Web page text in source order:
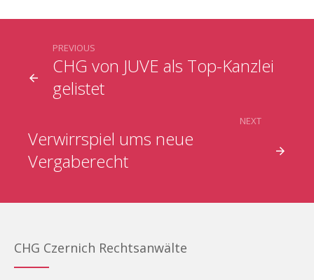
CHG von JUVE als Top-Kanzlei
gelistet
PREVIOUS
Verwirrspiel ums neue
Vergaberecht
NEXT
CHG Czernich Rechtsanwälte